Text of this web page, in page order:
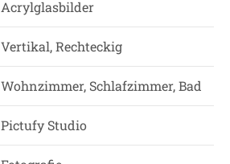
Acrylglasbilder
Vertikal, Rechteckig
Wohnzimmer, Schlafzimmer, Bad
Pictufy Studio